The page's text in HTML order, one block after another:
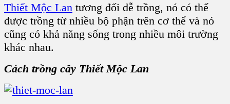
Thiết Mộc Lan tương đối dễ trồng, nó có thể
được trồng từ nhiều bộ phận trên cơ thể và nó
cũng có khả năng sống trong nhiều môi trường
khác nhau.
Cách trồng cây Thiết Mộc Lan